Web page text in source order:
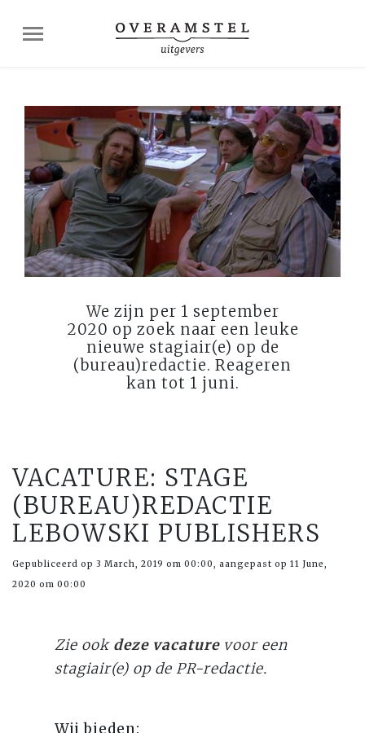
We zijn per 1 september
2020 op zoek naar een leuke
nieuwe stagiair(e) op de
(bureau)redactie. Reageren
kan tot 1 juni.
VACATURE: STAGE
(BUREAU)REDACTIE
LEBOWSKI PUBLISHERS
Gepubliceerd op 3 March, 2019 om 00:00, aangepast op 11 June,
2020 om 00:00
Zie ook deze vacaturevoor een
stagiair(e) op de PR-redactie.
Wij bieden: